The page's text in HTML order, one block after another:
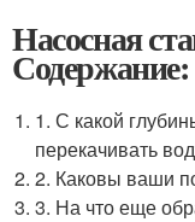
Насосная
Содержание:
1. С какой
перекачивать
2. Каковы ваши
3. На что еще